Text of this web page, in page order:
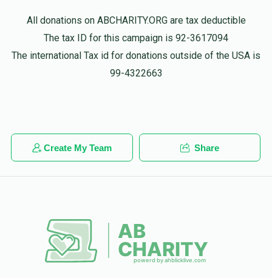
שדכנות געלט
1 year ago $50.00
Yidel Hershkowitz בערל שווארץ
1 year ago
שדכנות געלט
All donations on ABCHARITY.ORG are tax deductible
The tax ID for this campaign is 92-3617094
The international Tax id for donations outside of the USA is
99-4322663
Create My Team Share